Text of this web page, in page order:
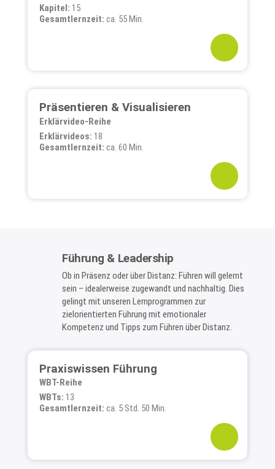
Kapitel: 15
Gesamtlernzeit: ca. 55 Min.
Präsentieren & Visualisieren
Erklärvideo-Reihe
Erklärvideos: 18
Gesamtlernzeit: ca. 60 Min.
Führung & Leadership
Ob in Präsenz oder über Distanz: Führen will gelernt
sein – idealerweise zugewandt und nachhaltig. Dies
gelingt mit unseren Lernprogrammen zur
zielorientierten Führung mit emotionaler
Kompetenz und Tipps zum Führen über Distanz.
Praxiswissen Führung
WBT-Reihe
WBTs: 13
Gesamtlernzeit: ca. 5 Std. 50 Min.